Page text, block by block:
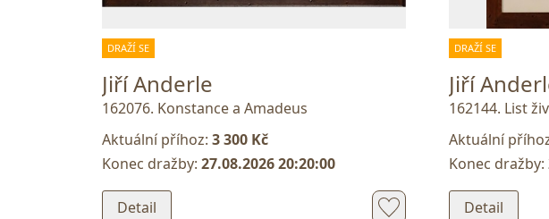
DRAŽÍ SE
Jiří Anderle
162076. Konstance a Amadeus
Aktuální příhoz: 3 300 Kč
Konec dražby: 27.08.2026 20:20:00
Detail
DRAŽÍ SE
Jiří
162144. List
Aktuální
Konec dražby:
Detail